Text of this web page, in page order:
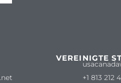
VEREINIGTE
+1 813 212